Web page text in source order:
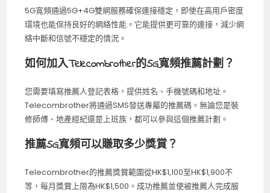
5G寬頻通過5G+4G雙網服務確保連接穩定，即使在高用戶密度
環境也能保持良好的網絡性能。它能提供更可靠的連接，減少網
絡中斷和信號不穩定的情況。
如何加入Telecombrother的5G寬頻推薦計劃？
您需要填寫推薦人登記表格，提供姓名、手機號碼和地址。
Telecombrother將通過SMS發送專屬的推薦碼。無論您是裝
修師傅、地產經紀還是上班族，都可以參與這個推薦計劃。
推薦5G寬頻可以賺取多少獎賞？
Telecombrother的推薦獎賞範圍從HK$1,100至HK$1,900不
等，每月獎賞上限為HK$1,500。成功推薦並使被推薦人完成服